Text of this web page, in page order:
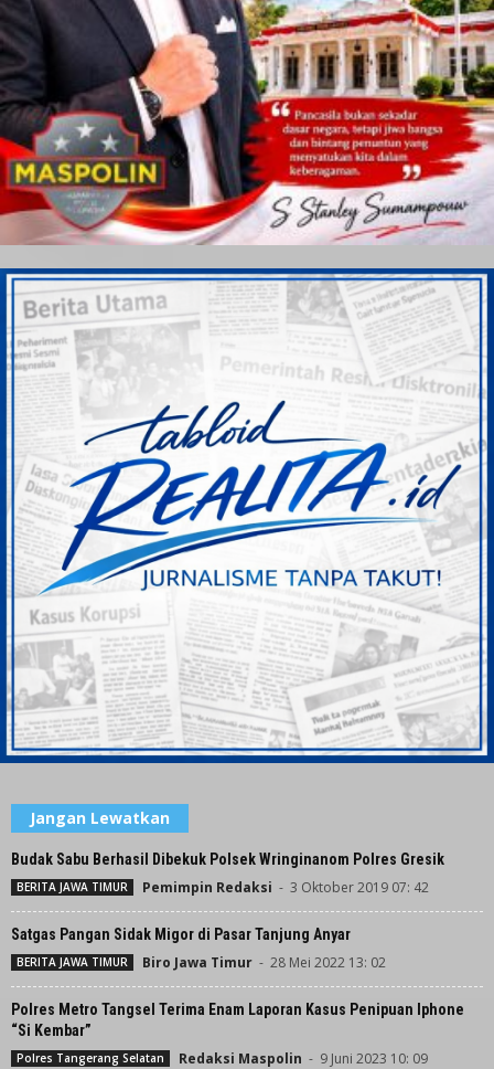
Jangan Lewatkan
Budak Sabu Berhasil Dibekuk Polsek Wringinanom Polres Gresik
BERITA JAWA TIMUR Pemimpin Redaksi - 3 Oktober 2019 07: 42
Satgas Pangan Sidak Migor di Pasar Tanjung Anyar
BERITA JAWA TIMUR Biro Jawa Timur - 28 Mei 2022 13: 02
Polres Metro Tangsel Terima Enam Laporan Kasus Penipuan Iphone
“Si Kembar”
Polres Tangerang Selatan Redaksi Maspolin - 9 Juni 2023 10: 09